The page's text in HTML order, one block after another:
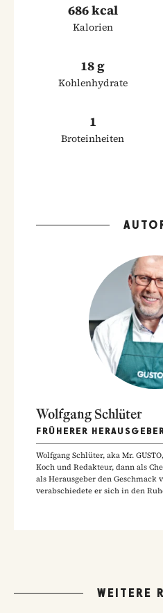
686 kcal
Kalorien
18 g
Kohlenhydrate
1
Broteinheiten
Wolfgang Schlüter
FRÜHERER
Wolfgang Schlüter, aka Mr.
Koch und Redakteur, dann als
als Herausgeber den Geschmack
verabschiedete er sich in den
WEITERE